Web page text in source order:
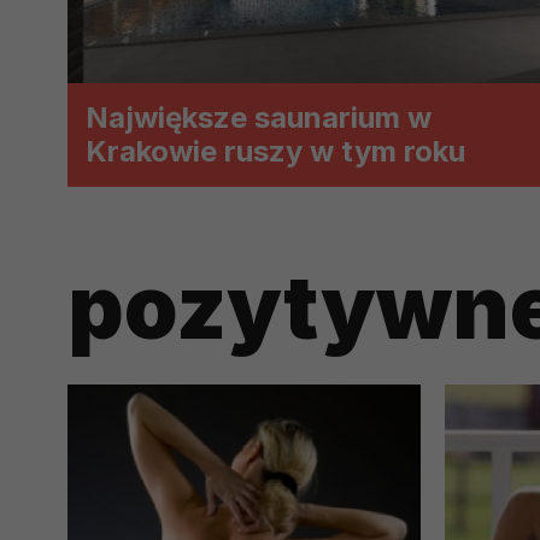
Największe saunarium w
Krakowie ruszy w tym roku
prawną dla pomiarów
Przetwarzanie Twoich danych
zgody.